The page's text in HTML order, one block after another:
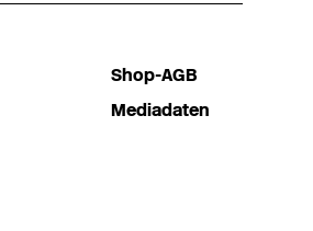
Shop-AGB
Mediadaten